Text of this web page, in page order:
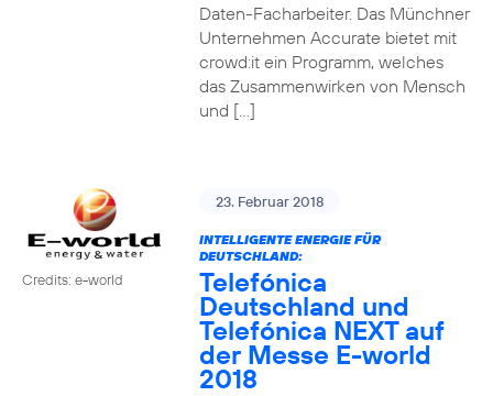
Daten-Facharbeiter. Das Münchner
Unternehmen Accurate bietet mit
crowd:it ein Programm, welches
das Zusammenwirken von Mensch
und […]
Credits: e-world
23. Februar 2018
INTELLIGENTE ENERGIE FÜR
DEUTSCHLAND:
Telefónica
Deutschland und
Telefónica NEXT auf
der Messe E-world
2018